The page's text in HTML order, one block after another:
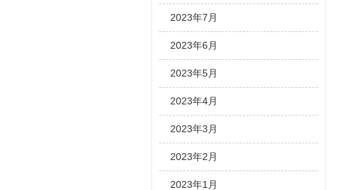
2023年7月
2023年6月
2023年5月
2023年4月
2023年3月
2023年2月
2023年1月